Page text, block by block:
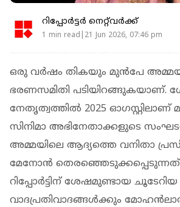
റിപ്പോർട്ടർ നെറ്റ്‌വര്‍ക്ക്‌
1 min read|21 Jun 2026, 07:46 pm
ഒരു വർഷം തികയും മുൻപേ
ഭരണസമിതി പടിയിറങ്ങുകയാണ്.
നേതൃത്വത്തിൽ 2025 ഓഗസ്റ്റിലാണ്
സിനിമാ അഭിനേതാക്കളുടെ
അമ്മയിലെ ആദ്യത്തെ വനിതാ
മേനോൻ തെരഞ്ഞെടുക്കപ്പെടുന്നത്.
റിപ്പോർട്ടിന് ശേഷമുണ്ടായ
വാദപ്രതിവാദങ്ങൾക്കും